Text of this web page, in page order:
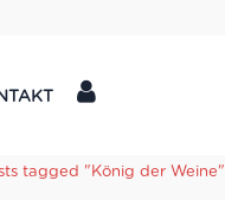
tagged "König der Weine"